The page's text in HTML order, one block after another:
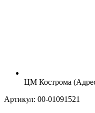
ЦМ Кострома
Артикул: 00-01091521